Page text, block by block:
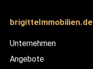
brigitteImmobilien.de
Unternehmen
Angebote